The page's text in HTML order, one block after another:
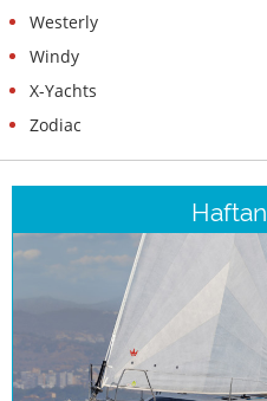
Westerly
Windy
X-Yachts
Zodiac